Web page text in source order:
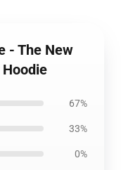
- The New
67%
33%
0%